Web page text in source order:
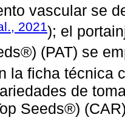
vascular se
2021); el
(PAT) se
la ficha técnica
de
Seeds®)